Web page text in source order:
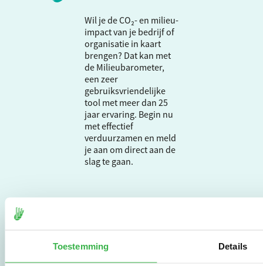
Toestemming Details
Wil je de CO₂- en milieu-
impact van je bedrijf of
organisatie in kaart
brengen? Dat kan met
de Milieubarometer,
een zeer
gebruiksvriendelijke
tool met meer dan 25
jaar ervaring. Begin nu
met effectief
verduurzamen en meld
je aan om direct aan de
slag te gaan.
vertaalt de groeiende
vraag om